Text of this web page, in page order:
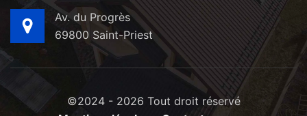
Av. du Progrès
69800 Saint-Priest
©2024 - 2026 Tout droit réservé